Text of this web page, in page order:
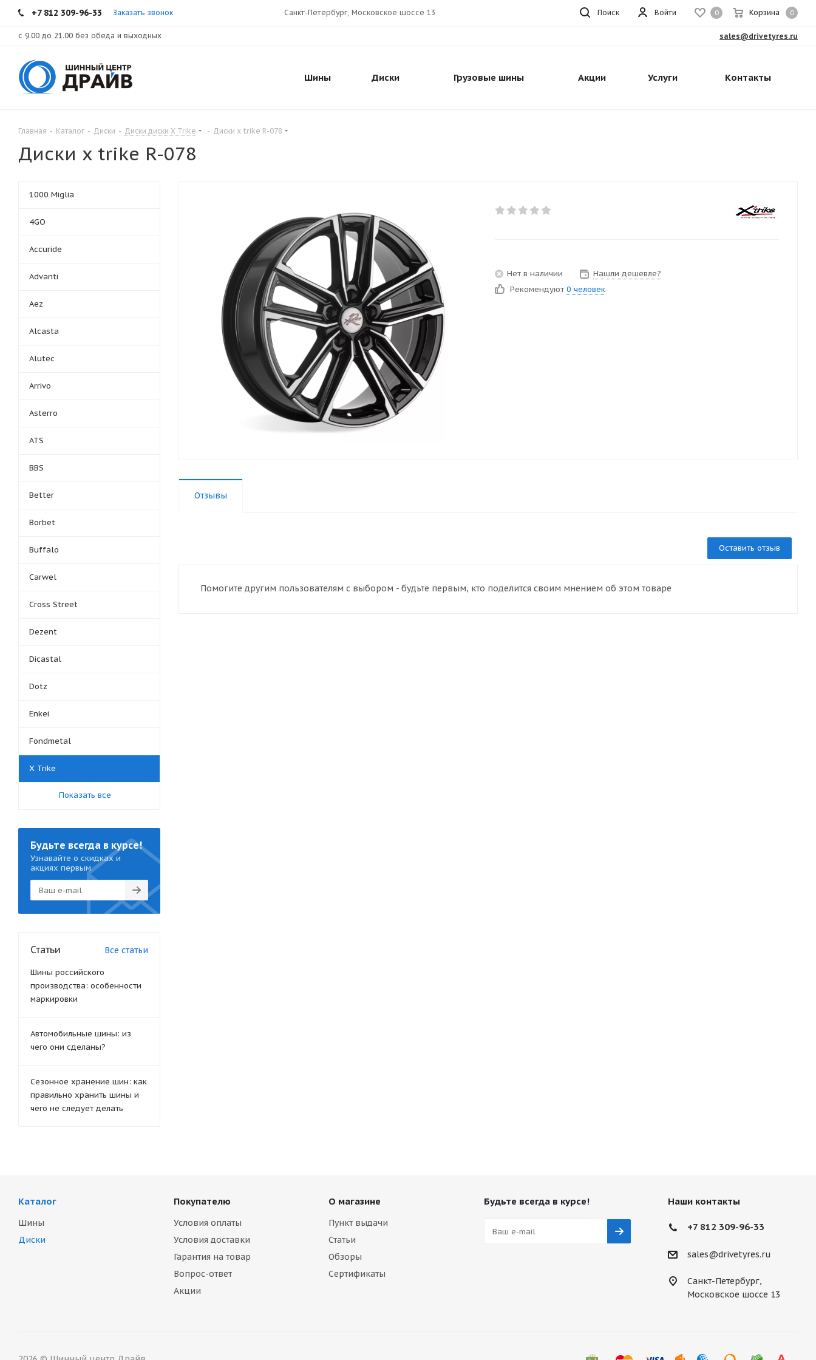
+7 812 309-96-33 Заказать звонок 0 Корзина 0
Войти
Санкт-Петербург, Московское шоссе 13 Поиск
с 9.00 до 21.00 без обеда и выходных sales@drivetyres.ru
Шины Диски Грузовые шины Акции Услуги Контакты
Главная - Каталог - Диски - Диски диски X Trike - Диски x trike R-078
Диски x trike R-078
Нет в наличии
Нашли дешевле?
Рекомендуют 0 человек
Отзывы
Оставить отзыв
Помогите другим пользователям с выбором - будьте первым, кто поделится своим мнением об этом товаре
1000 Miglia
4GO
Accuride
Advanti
Aez
Alcasta
Alutec
Arrivo
Asterro
ATS
BBS
Better
Borbet
Buffalo
Carwel
Cross Street
Dezent
Dicastal
Dotz
Enkei
Fondmetal
X Trike
Показать все
Будьте всегда в курсе!
Узнавайте о скидках и
акциях первым
Статьи Все статьи
Шины российского
производства: особенности
маркировки
Автомобильные шины: из
чего они сделаны?
Сезонное хранение шин: как
правильно хранить шины и
чего не следует делать
Каталог
Шины
Диски
Покупателю
Условия оплаты
Условия доставки
Гарантия на товар
Вопрос-ответ
Акции
О магазине
Пункт выдачи
Статьи
Обзоры
Сертификаты
Будьте всегда в курсе! Наши контакты
+7 812 309-96-33
sales@drivetyres.ru
Санкт-Петербург,
Московское шоссе 13